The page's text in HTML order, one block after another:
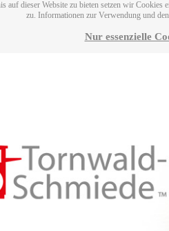
auf dieser Website zu bieten setzen wir
zu. Informationen zur Verwendung und
Nur essenzielle